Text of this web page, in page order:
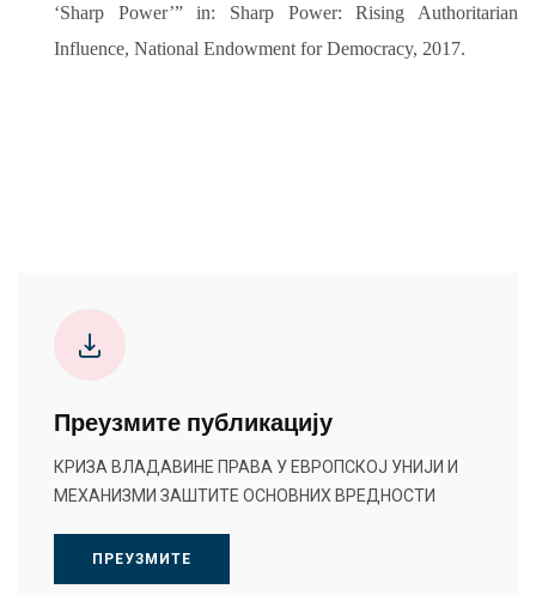
‘Sharp Power’” in: Sharp Power: Rising Authoritarian
Influence, National Endowment for Democracy, 2017.
Преузмите публикацију
КРИЗА ВЛАДАВИНЕ ПРАВА У ЕВРОПСКОЈ УНИЈИ И
МЕХАНИЗМИ ЗАШТИТЕ ОСНОВНИХ ВРЕДНОСТИ
ПРЕУЗМИТЕ